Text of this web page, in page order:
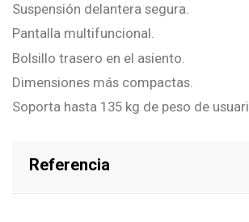
Suspensión delantera segura.
Pantalla multifuncional.
Bolsillo trasero en el asiento.
Dimensiones más compactas.
Soporta hasta 135 kg de peso de
Referencia